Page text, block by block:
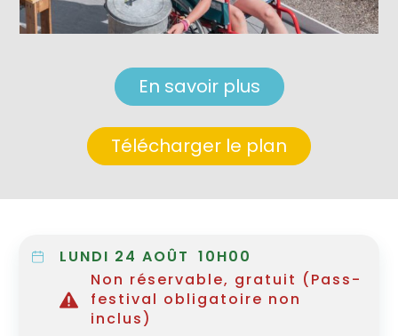
Télécharger le plan
En savoir plus
LUNDI 24 AOÛT 10H00
Non réservable, gratuit (Pass-
festival obligatoire non
inclus)